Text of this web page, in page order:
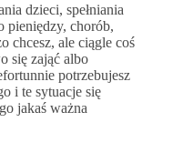
dzieci, spełniania
pieniędzy, chorób,
chcesz, ale ciągle coś
się zająć albo
potrzebujesz
i te sytuacje się
jakaś ważna